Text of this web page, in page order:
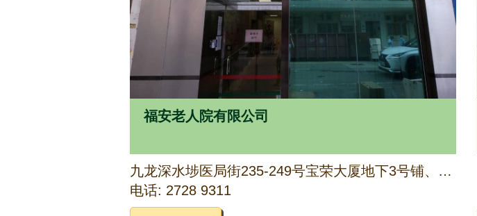
福安老人院有限公司
九龙深水埗医局街235-249号宝荣大厦地下3号铺、1字楼及2字楼
电话: 2728 9311